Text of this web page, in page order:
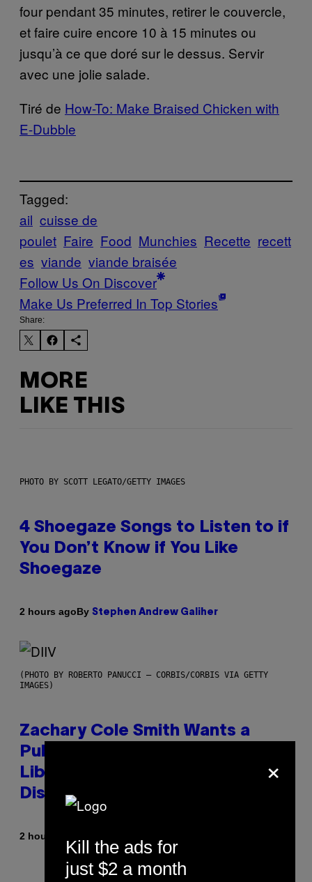
four pendant 35 minutes, retirer le couvercle,
et faire cuire encore 10 à 15 minutes ou
jusqu’à ce que doré sur le dessus. Servir
avec une jolie salade.
Tiré de How-To: Make Braised Chicken with
E-Dubble
Tagged:
ail cuisse de
poulet Faire Food Munchies Recette recett
es viande viande braisée
Follow Us On Discover
Make Us Preferred In Top Stories
Share:
MORE
LIKE THIS
PHOTO BY SCOTT LEGATO/GETTY IMAGES
4 Shoegaze Songs to Listen to if
You Don’t Know if You Like
Shoegaze
2 hours agoBy Stephen Andrew Galiher
(PHOTO BY ROBERTO PANUCCI – CORBIS/CORBIS VIA GETTY
IMAGES)
Zachary Cole Smith Wants a
Publicly Owned Music Streaming
Library Built on Spotify’s
Dismantled Bones
2 hours ago
×
Kill the ads for
just $2 a month